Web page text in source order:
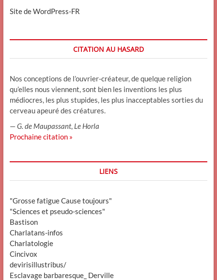
Site de WordPress-FR
CITATION AU HASARD
Nos conceptions de l’ouvrier-créateur, de quelque religion
qu’elles nous viennent, sont bien les inventions les plus
médiocres, les plus stupides, les plus inacceptables sorties du
cerveau apeuré des créatures.
—G. de Maupassant, Le Horla
Prochaine citation »
LIENS
"Grosse fatigue Cause toujours"
"Sciences et pseudo-sciences"
Bastison
Charlatans-infos
Charlatologie
Cincivox
devirisillustribus/
Esclavage barbaresque_ Derville